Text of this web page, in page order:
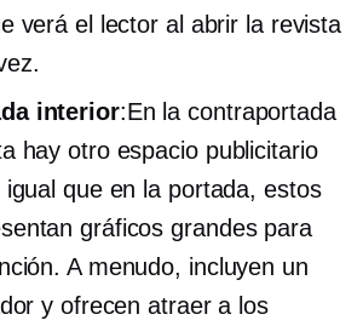
verá el lector al abrir la revista
interior:En la contraportada
hay otro espacio publicitario
igual que en la portada, estos
gráficos grandes para
A menudo, incluyen un
y ofrecen atraer a los